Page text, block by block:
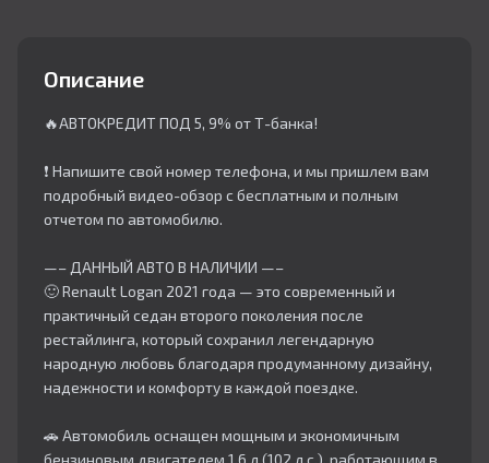
Описание
🔥АВТОКРЕДИТ ПОД 5, 9% от Т-банка!
❗ Напишите свой номер телефона, и мы пришлем вам
подробный видео-обзор с бесплатным и полным
отчетом по автомобилю.
—– ДАННЫЙ АВТО В НАЛИЧИИ —–
🙂 Renault Logan 2021 года — это современный и
практичный седан второго поколения после
рестайлинга, который сохранил легендарную
народную любовь благодаря продуманному дизайну,
надежности и комфорту в каждой поездке.
🚗 Автомобиль оснащен мощным и экономичным
бензиновым двигателем 1.6 л (102 л.с.), работающим в